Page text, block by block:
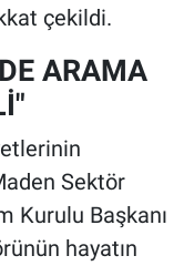
çekildi.
ARAMA
Sektör
Kurulu Başkanı
hayatın